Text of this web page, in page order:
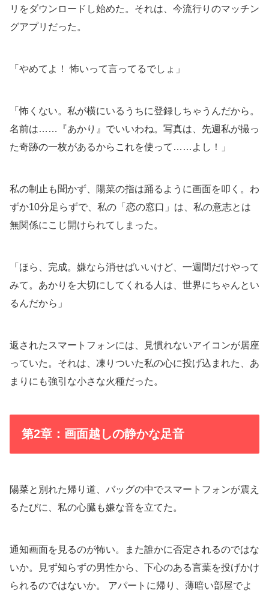
リをダウンロードし始めた。それは、今流行りのマッチン
グアプリだった。
「やめてよ！ 怖いって言ってるでしょ」
「怖くない。私が横にいるうちに登録しちゃうんだから。
名前は……『あかり』でいいわね。写真は、先週私が撮っ
た奇跡の一枚があるからこれを使って……よし！」
私の制止も聞かず、陽菜の指は踊るように画面を叩く。わ
ずか10分足らずで、私の「恋の窓口」は、私の意志とは
無関係にこじ開けられてしまった。
「ほら、完成。嫌なら消せばいいけど、一週間だけやって
みて。あかりを大切にしてくれる人は、世界にちゃんとい
るんだから」
返されたスマートフォンには、見慣れないアイコンが居座
っていた。それは、凍りついた私の心に投げ込まれた、あ
まりにも強引な小さな火種だった。
第2章：画面越しの静かな足音
陽菜と別れた帰り道、バッグの中でスマートフォンが震え
るたびに、私の心臓も嫌な音を立てた。
通知画面を見るのが怖い。また誰かに否定されるのではな
いか。見ず知らずの男性から、下心のある言葉を投げかけ
られるのではないか。 アパートに帰り、薄暗い部屋でよ